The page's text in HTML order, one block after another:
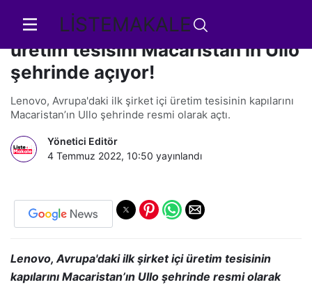
LİSTEMAKALE
Lenovo Avrupa’daki ilk şirket içi
üretim tesisini Macaristan’ın Ullo
şehrinde açıyor!
Lenovo, Avrupa'daki ilk şirket içi üretim tesisinin kapılarını
Macaristan’ın Ullo şehrinde resmi olarak açtı.
Yönetici Editör
4 Temmuz 2022, 10:50 yayınlandı
Lenovo, Avrupa'daki ilk şirket içi üretim tesisinin
kapılarını Macaristan’ın Ullo şehrinde resmi olarak